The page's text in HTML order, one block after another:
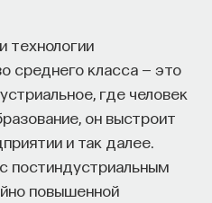
технологии
среднего класса — это
где человек
он выстроит
и так далее.
постиндустриальным
повышенной